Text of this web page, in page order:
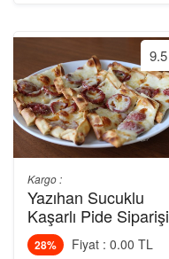
9.5
Kargo :
Yazıhan Sucuklu
Kaşarlı Pide Siparişi
28% Fiyat : 0.00 TL